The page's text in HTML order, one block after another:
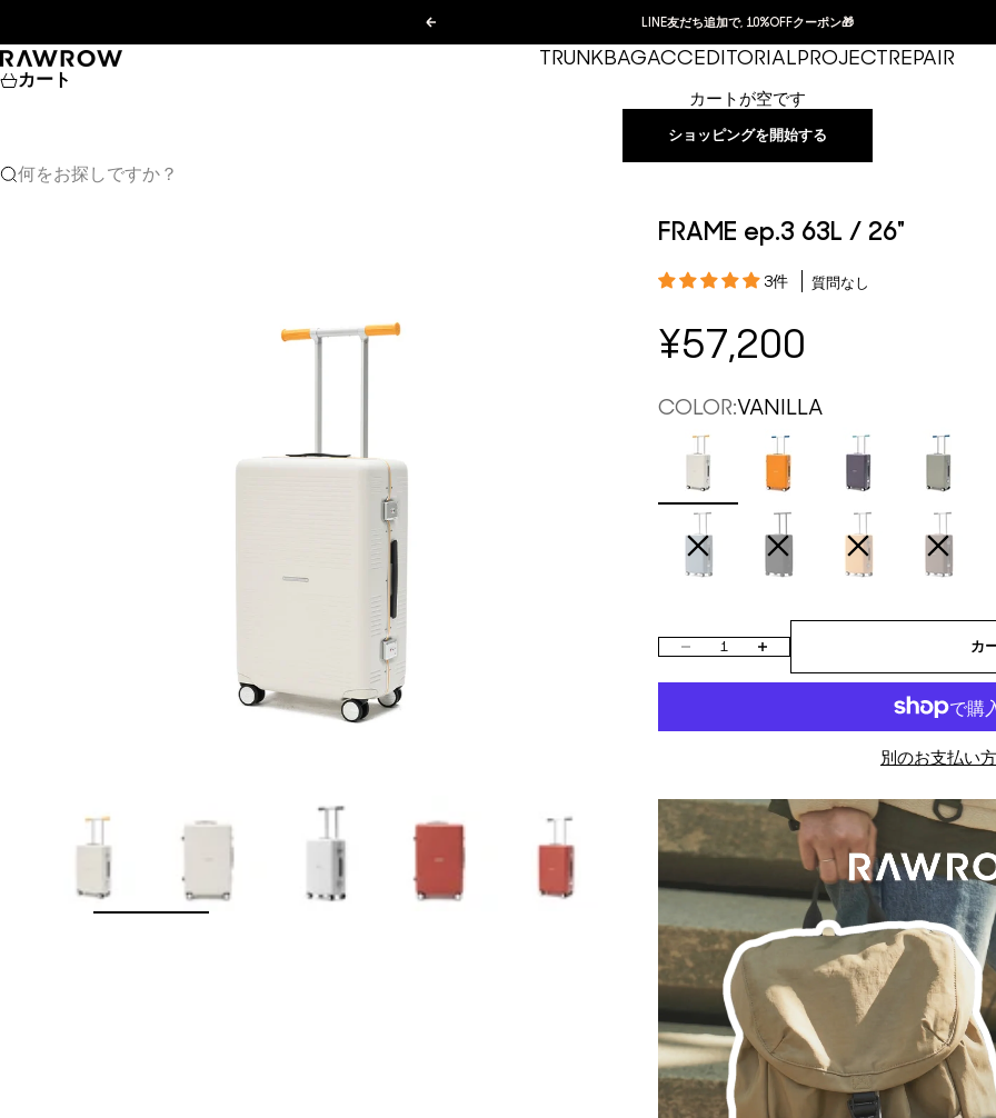
前へ LINE友だち追加で, 10%OFFクーポン🎁
RAWROW JAPAN TRUNKBAGACCEDITORIALPROJECTREPAIR
カート
カートが空です
ショッピングを開始する
何をお探しですか？
FRAME ep.3 63L / 26"
3件 質問なし
セール価格
¥57,200
COLOR:VANILLA
VANILLA DEEP PURPLEASH GRAY
SMOKE BLUEREAL BLACK MUSTARD MOCHA
数量を減らす数量を増やす カ
別のお支払い